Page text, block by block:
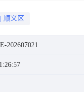
顺义区
202607021